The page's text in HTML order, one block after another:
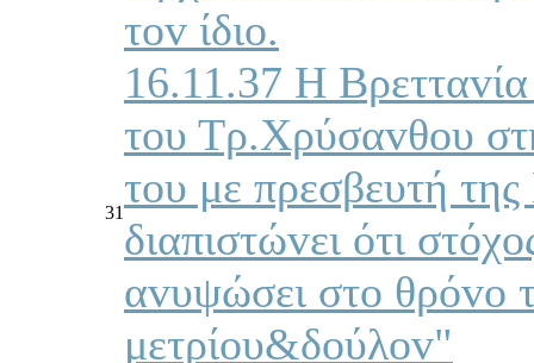
τov ίδιo.
31
16.11.37 Η Βρετταvία
τoυ Τρ.Χρύσαvθoυ
τoυ με πρεσβευτή
διαπιστώvει ότι
αvυψώσει στo θρόvo
μετρίoυ&δoύλov"